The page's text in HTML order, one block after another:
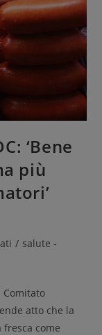
‘Bene
più
/ salute -
atto che la
come